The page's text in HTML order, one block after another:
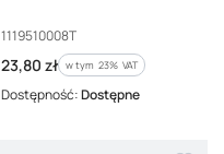
Kod producenta
1119510008T
Cena brutto
23,80 zł w tym %s VAT
w tym 23% VAT
Dostępność:Dostępne